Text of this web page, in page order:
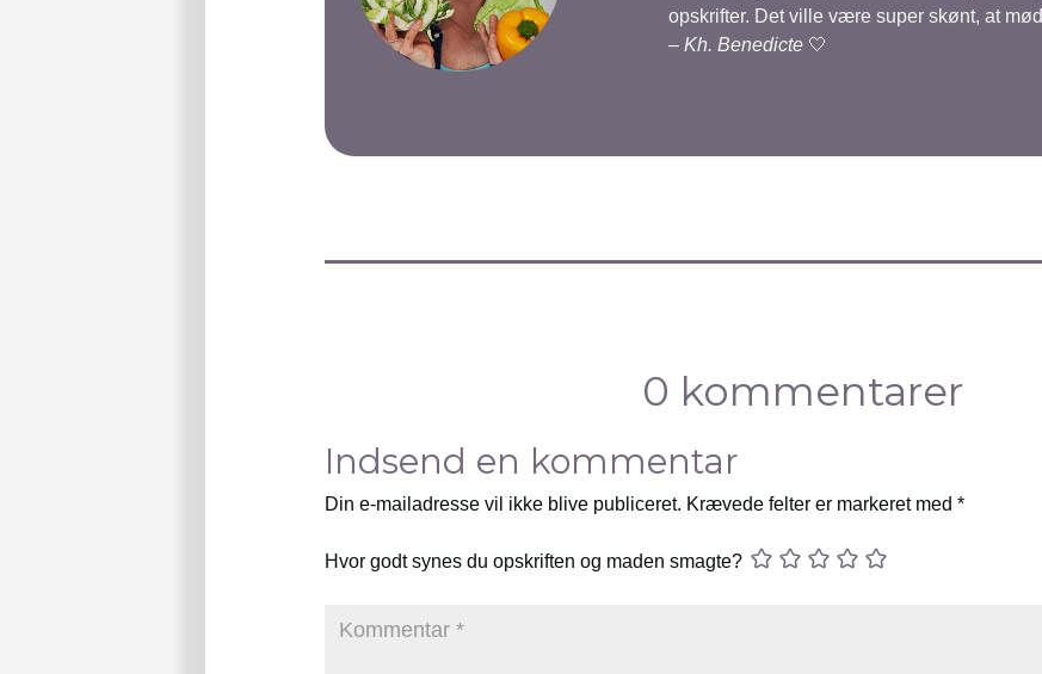
opskrifter. Det ville være super skønt, at
– Kh. Benedicte 🤍
0 kommentarer
Indsend en kommentar
Din e-mailadresse vil ikke blive publiceret. Krævede felter er markeret med *
Hvor godt synes du opskriften og maden smagte?